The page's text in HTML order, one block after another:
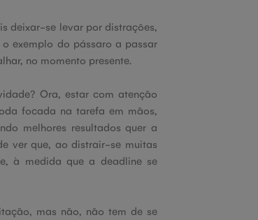
deixar-se levar por distrações,
exemplo do pássaro a passar
no momento presente.
Ora, estar com atenção
focada na tarefa em mãos,
melhores resultados quer a
ver que, ao distrair-se muitas
à medida que a deadline se
mas não, não tem de se